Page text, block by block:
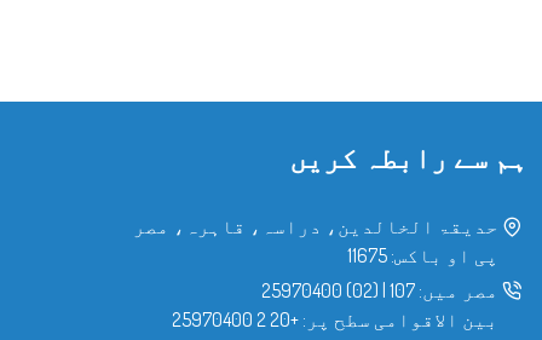
ہم سے رابطہ کریں
حدیقۃ الخالدین، دراسہ، قاہرہ، مصر
پی او باکس: 11675
مصر میں: 107
|
(02) 25970400
بین الاقوامی سطح پر: +20 2 25970400